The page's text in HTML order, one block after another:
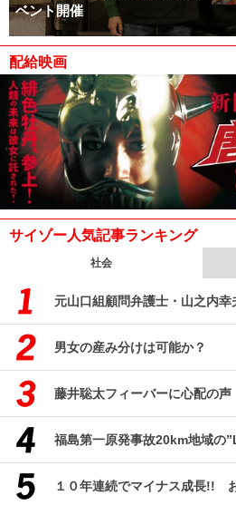
ベント開催
配給映画
サイゾー人気記事ランキング
社会
元山口組顧問弁護士・山之内
男女の産み分けは可能か？
藤井聡太フィーバーに心配の声